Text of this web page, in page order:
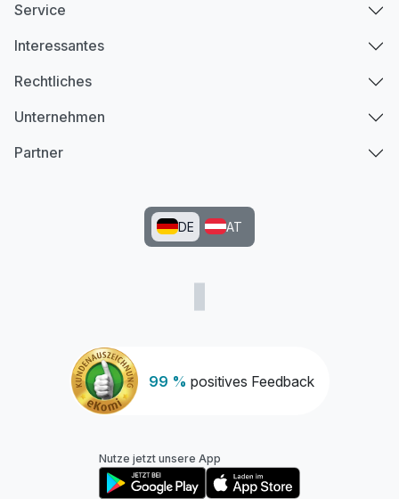
99 % positives Feedback
Service
Interessantes
Rechtliches
Unternehmen
Partner
DE AT
Nutze jetzt unsere App